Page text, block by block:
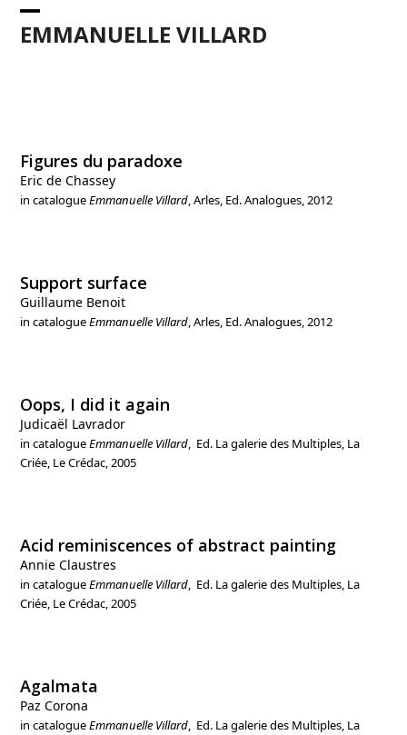
Skip
contentEMMANUELLE VILLARD
Open
Close
Figures du paradoxe
Eric de Chassey
in catalogueEmmanuelle Villard, Arles, Ed. Analogues, 2012
Support surface
Guillaume Benoit
in catalogueEmmanuelle Villard, Arles, Ed. Analogues, 2012
Oops, I did it again
Judicaël Lavrador
in catalogueEmmanuelle Villard, Ed. La galerie des Multiples, La
Criée, Le Crédac, 2005
Acid reminiscences of abstract painting
Annie Claustres
in catalogueEmmanuelle Villard, Ed. La galerie des Multiples, La
Criée, Le Crédac, 2005
Agalmata
Paz Corona
in catalogueEmmanuelle Villard, Ed. La galerie des Multiples, La